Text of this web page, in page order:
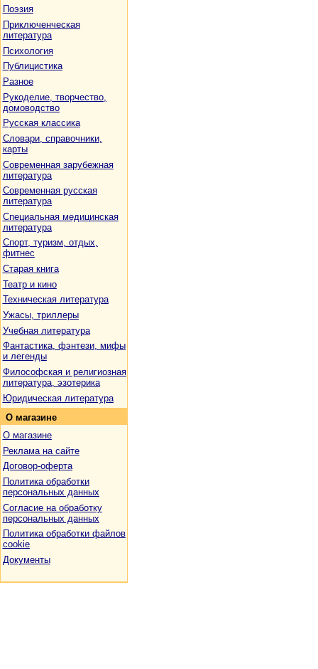
Поэзия
Приключенческая
литература
Психология
Публицистика
Разное
Рукоделие, творчество,
домоводство
Русская классика
Словари, справочники,
карты
Современная зарубежная
литература
Современная русская
литература
Специальная медицинская
литература
Спорт, туризм, отдых,
фитнес
Старая книга
Театр и кино
Техническая литература
Ужасы, триллеры
Учебная литература
Фантастика, фэнтези, мифы
и легенды
Философская и религиозная
литература, эзотерика
Юридическая литература
О магазине
О магазине
Реклама на сайте
Договор-оферта
Политика обработки
персональных данных
Согласие на обработку
персональных данных
Политика обработки файлов
cookie
Документы